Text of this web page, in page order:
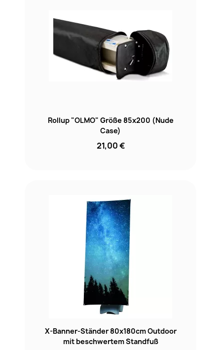
Rollup "OLMO" Größe 85x200 (Nude
Case)
21,00 €
X-Banner-Ständer 80x180cm Outdoor
mit beschwertem Standfuß